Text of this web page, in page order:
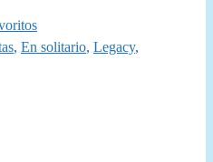
es:
, En solitario, Legacy,